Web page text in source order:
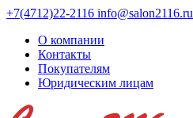
+7(4712)22-2116 info@salon2116.ru
О компании
Контакты
Покупателям
Юридическим лицам